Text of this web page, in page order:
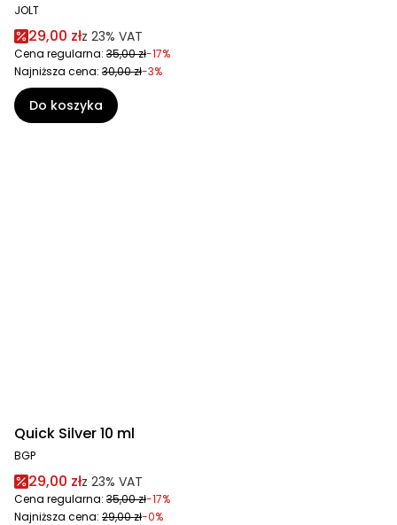
JOLT
29,00 złz 23% VAT
Cena regularna: 35,00 zł-17%
Najniższa cena: 30,00 zł-3%
Do koszyka
Quick Silver 10 ml
BGP
29,00 złz 23% VAT
Cena regularna: 35,00 zł-17%
Najniższa cena: 29,00 zł-0%